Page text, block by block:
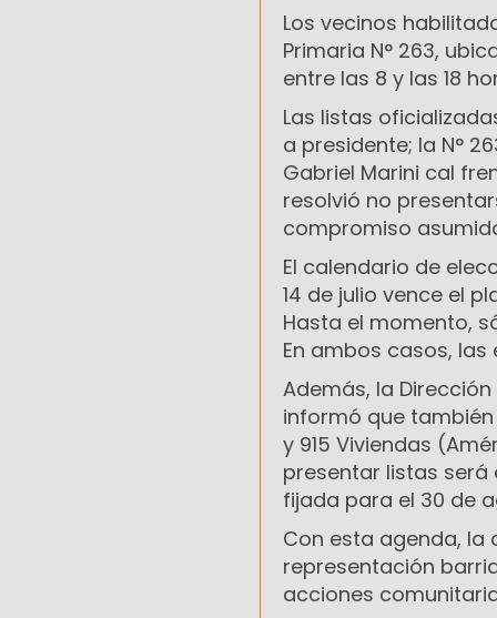
Los vecinos
Primaria N° 263,
entre las 8 y las 18
Las listas
a presidente; la N°
Gabriel Marini cal
resolvió no
compromiso
El calendario de
14 de julio vence el
Hasta el momento,
En ambos casos,
Además, la
informó que
y 915 Viviendas
presentar listas será
fijada para el 30 de
Con esta agenda, la
representación
acciones